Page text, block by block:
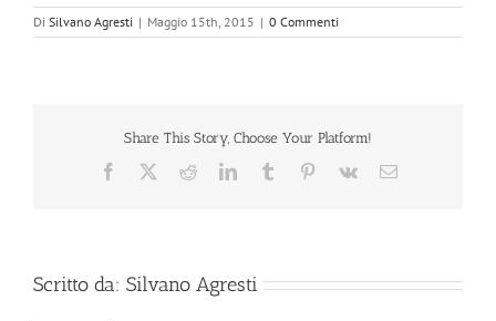
Di Silvano Agresti | Maggio 15th, 2015 | 0 Commenti
Share This Story, Choose Your Platform!
Facebook RedditLinkedInTumblr Pinterest
Vk Email
Scritto da: Silvano Agresti